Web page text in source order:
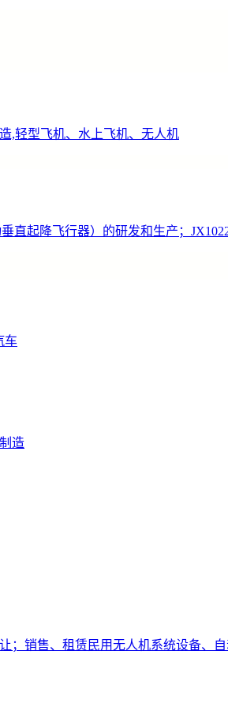
,轻型飞机、水上飞机、无人机
直起降飞行器）的研发和生产；
车
造
；销售、租赁民用无人机系统设备、